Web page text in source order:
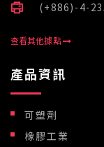
(+886)-4-
查看其他據點
產品資訊
可塑劑
橡膠工業